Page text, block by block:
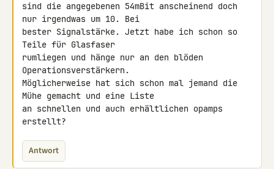
sind die angegebenen 54mBit anscheinend doch
nur irgendwas um 10. Bei
bester Signalstärke. Jetzt habe ich schon so
Teile für Glasfaser
rumliegen und hänge nur an den blöden
Operationsverstärkern.
Möglicherweise hat sich schon mal jemand die
Mühe gemacht und eine Liste
an schnellen und auch erhältlichen opamps
erstellt?
Antwort